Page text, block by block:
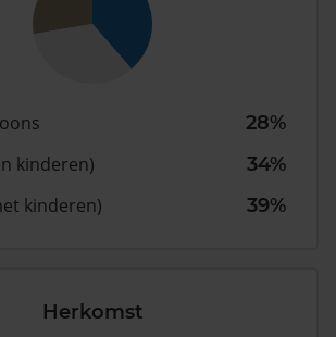
28%
kinderen)
34%
kinderen)
39%
Herkomst